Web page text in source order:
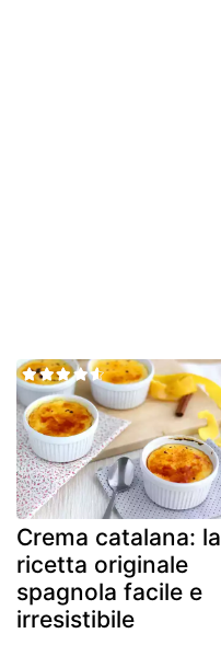
Crema catalana: la
ricetta originale
spagnola facile e
irresistibile